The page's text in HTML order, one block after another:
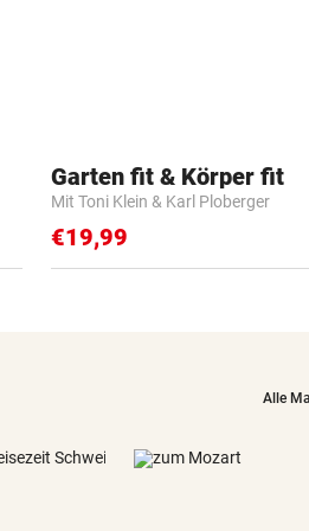
Garten fit & Körper fit
Mit Toni Klein & Karl Ploberger
€19,99
Alle